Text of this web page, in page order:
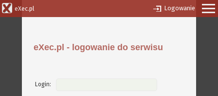
eXec.pl Logowanie
eXec.pl - logowanie do serwisu
Login: